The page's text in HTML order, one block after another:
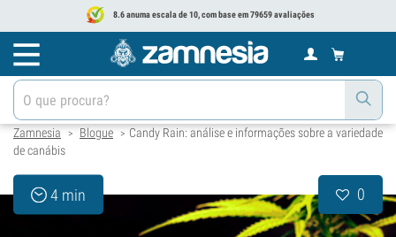
8.6 anuma escala de 10, com base em 79659 avaliações
Zamnesia > Blogue > Candy Rain: análise e informações sobre a variedade
de canábis
4 min 0